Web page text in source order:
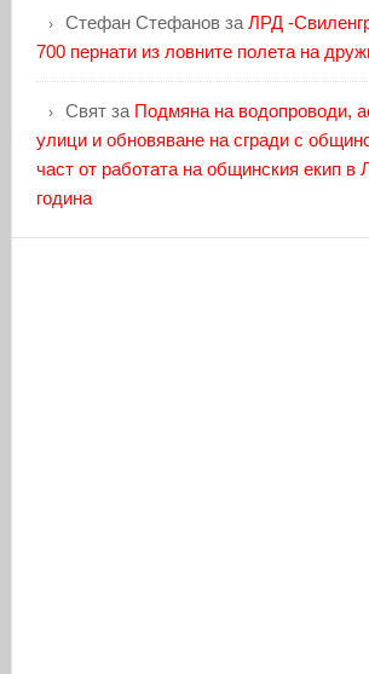
Стефан Стефановза ЛРД -
700 пернати из ловните полета на
Святза Подмяна на водопроводи,
улици и обновяване на сгради с
част от работата на общинския екип в
година